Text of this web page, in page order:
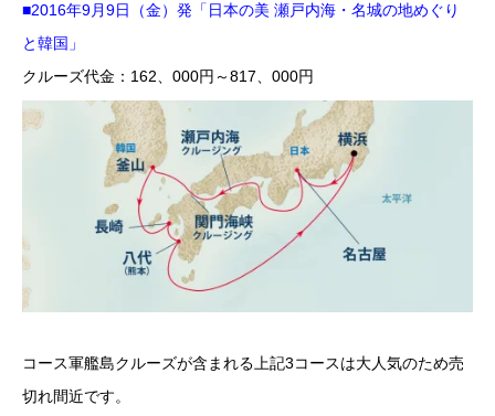
■2016年9月9日（金）発「日本の美 瀬戸内海・名城の地めぐり
と韓国」
クルーズ代金：162、000円～817、000円
コース軍艦島クルーズが含まれる上記3コースは大人気のため売
切れ間近です。